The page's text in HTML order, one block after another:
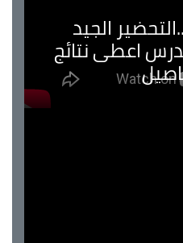
الجيد
اعطى نتائج